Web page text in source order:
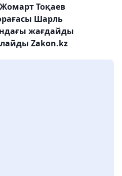
Тоқаев
Шарль
жағдайды
Zakon.kz